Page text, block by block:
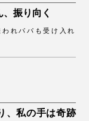
あげることが大
と教えてあげれ
トが物をかじる
たくなる時期
すような歯応え
振り向く
れパパも受け入れ
、私の手は奇跡